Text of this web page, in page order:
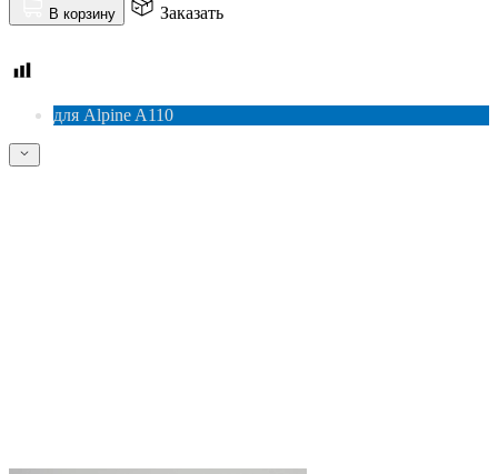
В корзину Заказать
для Alpine A110